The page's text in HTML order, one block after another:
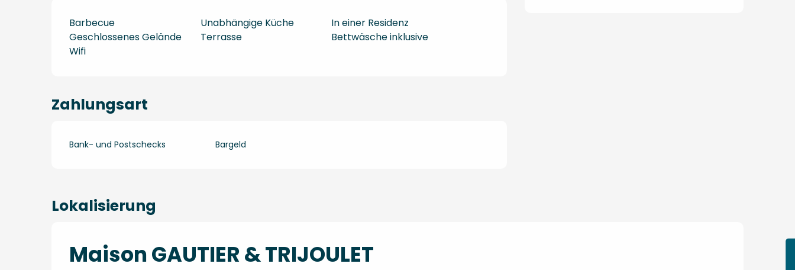
Barbecue Unabhängige Küche
In einer Residenz
Geschlossenes Gelände
Terrasse
Bettwäsche inklusive
Wifi
Zahlungsart
Bank- und Postschecks Bargeld
Lokalisierung
Maison GAUTIER & TRIJOULET